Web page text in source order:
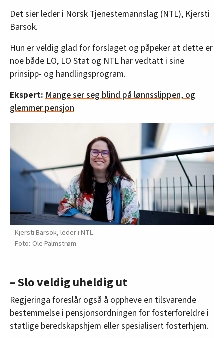
Det sier leder i Norsk Tjenestemannslag (NTL), Kjersti
Barsok.
Hun er veldig glad for forslaget og påpeker at dette er
noe både LO, LO Stat og NTL har vedtatt i sine
prinsipp- og handlingsprogram.
Ekspert: Mange ser seg blind på lønnsslippen, og
glemmer pensjon
Kjersti Barsok, leder i NTL.
Ole Palmstrøm
– Slo veldig uheldig ut
Regjeringa foreslår også å oppheve en tilsvarende
bestemmelse i pensjonsordningen for fosterforeldre i
statlige beredskapshjem eller spesialisert fosterhjem.